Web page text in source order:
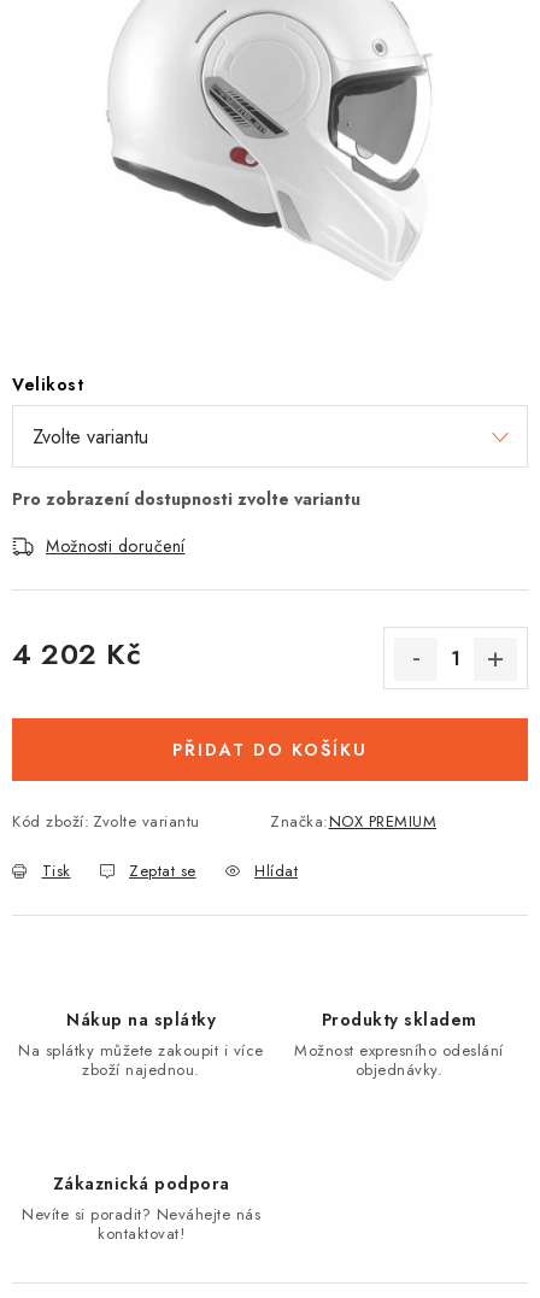
TIP NA DÁRKY
NÁPLNĚ A KAPALINY
NÁHRADNÍ DÍLY
Podmínky ochrany osobních údajů
Velikost
Možnosti doručení
4 202 Kč
PŘIDAT DO KOŠÍKU
Kód zboží: Zvolte variantu Značka:NOX PREMIUM
Tisk Zeptat se Hlídat
Nákup na splátky
Na splátky můžete zakoupit i více
zboží najednou.
Produkty skladem
Možnost expresního odeslání
objednávky.
Zákaznická podpora
Nevíte si poradit? Neváhejte nás
kontaktovat!